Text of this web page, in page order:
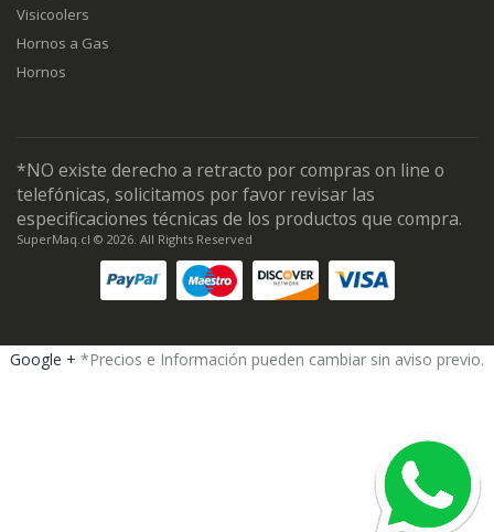
Visicoolers
Hornos a Gas
Hornos
*NO existe derecho a retracto por compras on line o
telefónicas, solicitamos por favor revisar las
especificaciones técnicas de los productos que compra.
SuperMaq.cl © 2026. All Rights Reserved
Google + *Precios e Información pueden cambiar sin aviso previo.